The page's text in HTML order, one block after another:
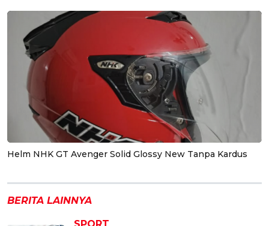
Helm NHK GT Avenger Solid Glossy New Tanpa Kardus
BERITA LAINNYA